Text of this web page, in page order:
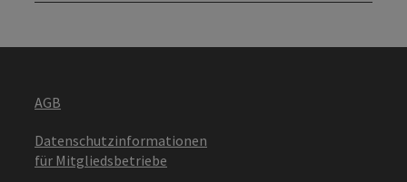
AGB
Datenschutzinformationen
für Mitgliedsbetriebe